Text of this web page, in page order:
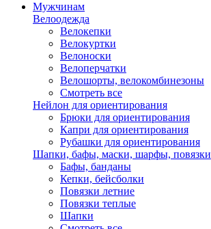
Мужчинам
Велоодежда
Велокепки
Велокуртки
Велоноски
Велоперчатки
Велошорты, велокомбинезоны
Смотреть все
Нейлон для ориентирования
Брюки для ориентирования
Капри для ориентирования
Рубашки для ориентирования
Шапки, бафы, маски, шарфы, повязки
Бафы, банданы
Кепки, бейсболки
Повязки летние
Повязки теплые
Шапки